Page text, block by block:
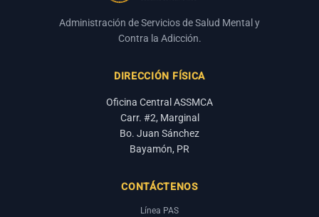
Administración de Servicios de Salud Mental y
Contra la Adicción.
DIRECCIÓN FÍSICA
Oficina Central ASSMCA
Carr. #2, Marginal
Bo. Juan Sánchez
Bayamón, PR
CONTÁCTENOS
Línea PAS